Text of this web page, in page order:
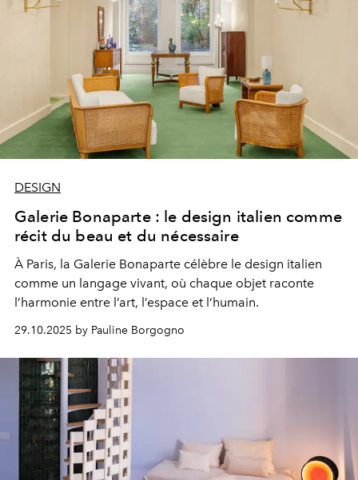
DESIGN
Galerie Bonaparte : le design italien comme
récit du beau et du nécessaire
À Paris, la Galerie Bonaparte célèbre le design italien
comme un langage vivant, où chaque objet raconte
l’harmonie entre l’art, l’espace et l’humain.
29.10.2025 by Pauline Borgogno